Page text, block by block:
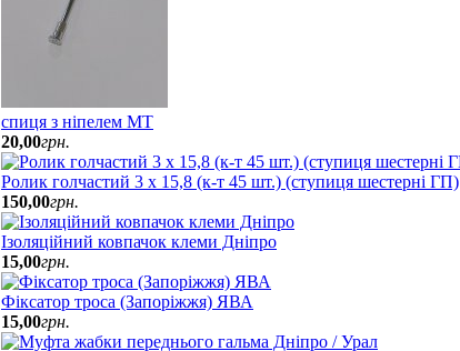
спиця з ніпелем МТ
20,00грн.
Ролик голчастий 3 х 15,8 (к-т 45 шт.) (ступиця шестерні ГП)
150,00грн.
Ізоляційний ковпачок клеми Дніпро
15,00грн.
Фіксатор троса (Запоріжжя) ЯВА
15,00грн.